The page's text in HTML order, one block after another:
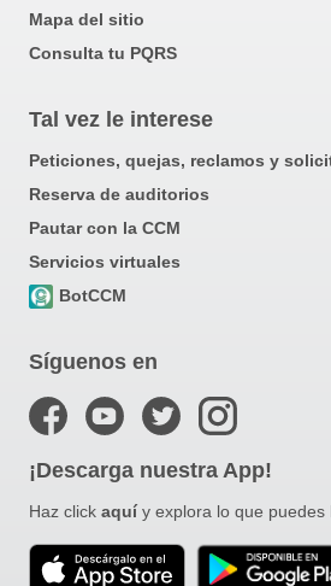
Mapa del sitio
Consulta tu PQRS
Tal vez le interese
Peticiones, quejas, reclamos y
Reserva de auditorios
Pautar con la CCM
Servicios virtuales
BotCCM
Síguenos en
¡Descarga nuestra App!
Haz click aquí y explora lo que